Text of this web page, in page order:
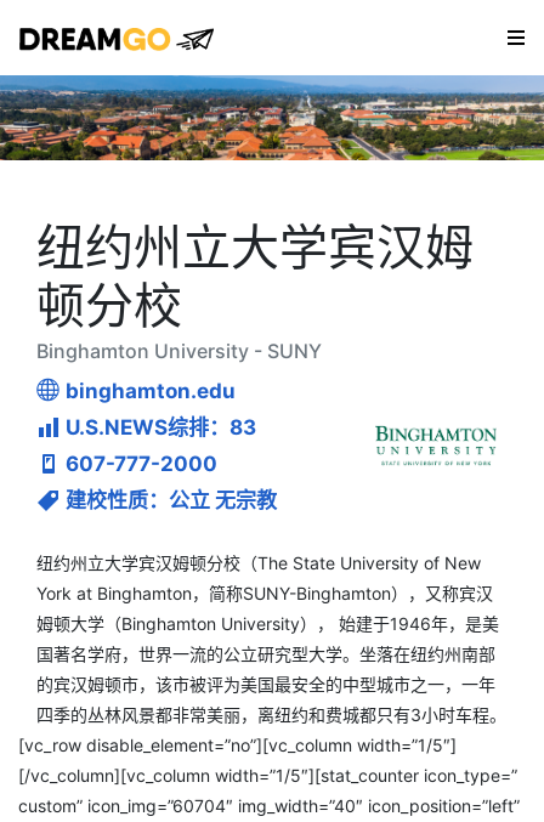
content
| 100%录取的本土精品留
学机构
纽约州立大学宾汉姆
顿分校
Binghamton University - SUNY
binghamton.edu
U.S.NEWS综排：83
607-777-2000
建校性质：公立 无宗教
纽约州立大学宾汉姆顿分校（The State University of New
York at Binghamton，简称SUNY-Binghamton），又称宾汉
姆顿大学（Binghamton University）， 始建于1946年，是美
国著名学府，世界一流的公立研究型大学。坐落在纽约州南部
的宾汉姆顿市，该市被评为美国最安全的中型城市之一，一年
四季的丛林风景都非常美丽，离纽约和费城都只有3小时车程。
[vc_row disable_element=”no”][vc_column width=”1/5″]
[/vc_column][vc_column width=”1/5″][stat_counter icon_type=”
custom” icon_img=”60704″ img_width=”40″ icon_position=”left”